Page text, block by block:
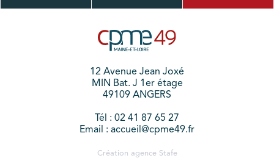
12 Avenue Jean Joxé
MIN Bat. J 1er étage
49109 ANGERS
Tél : 02 41 87 65 27
Email : accueil@cpme49.fr
Création agence Stafe